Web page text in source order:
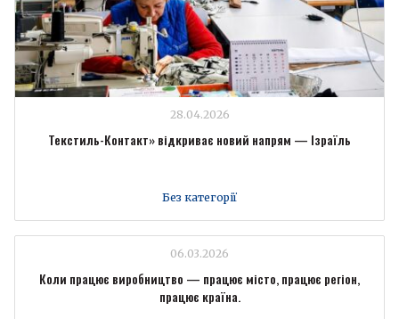
28.04.2026
Текстиль-Контакт» відкриває новий напрям — Ізраїль
Без категорії
06.03.2026
Коли працює виробництво — працює місто, працює регіон,
працює країна.